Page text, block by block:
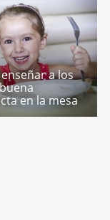
a los
en la mesa